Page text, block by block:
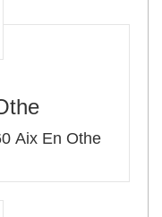
Aix En Othe